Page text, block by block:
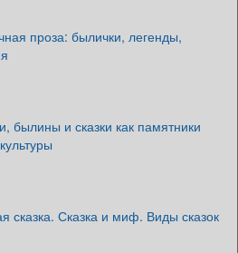
проза: былички, легенды,
былины и сказки как памятники
сказка. Сказка и миф. Виды сказок